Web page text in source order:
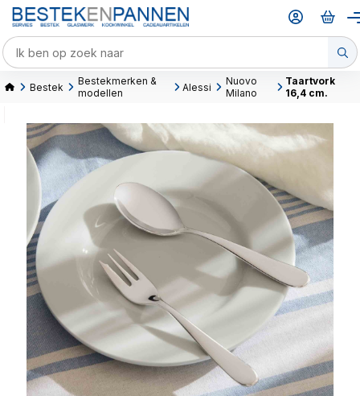
Bestek
Bestekmerken &
modellen
Alessi
Nuovo
Milano
Taartvork
16,4 cm.